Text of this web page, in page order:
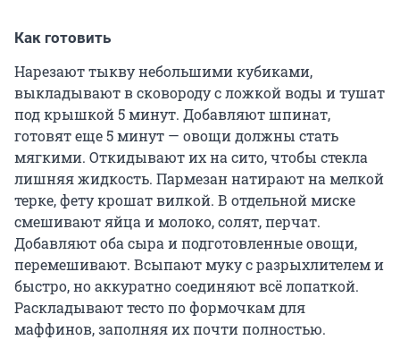
Как готовить
Нарезают тыкву небольшими кубиками,
выкладывают в сковороду с ложкой воды и тушат
под крышкой 5 минут. Добавляют шпинат,
готовят еще 5 минут — овощи должны стать
мягкими. Откидывают их на сито, чтобы стекла
лишняя жидкость. Пармезан натирают на мелкой
терке, фету крошат вилкой. В отдельной миске
смешивают яйца и молоко, солят, перчат.
Добавляют оба сыра и подготовленные овощи,
перемешивают. Всыпают муку с разрыхлителем и
быстро, но аккуратно соединяют всё лопаткой.
Раскладывают тесто по формочкам для
маффинов, заполняя их почти полностью.